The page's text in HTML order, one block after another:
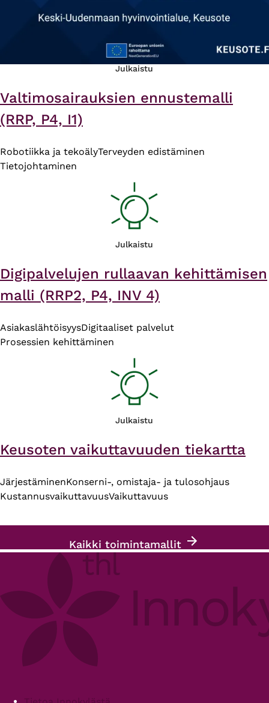
Julkaistu
Valtimosairauksien ennustemalli
(RRP, P4, I1)
Robotiikka ja tekoälyTerveyden edistäminen
Tietojohtaminen
Julkaistu
Digipalvelujen rullaavan kehittämisen
malli (RRP2, P4, INV 4)
AsiakaslähtöisyysDigitaaliset palvelut
Prosessien kehittäminen
Julkaistu
Keusoten vaikuttavuuden tiekartta
JärjestäminenKonserni-, omistaja- ja tulosohjaus
KustannusvaikuttavuusVaikuttavuus
Kaikki toimintamallit
Footer